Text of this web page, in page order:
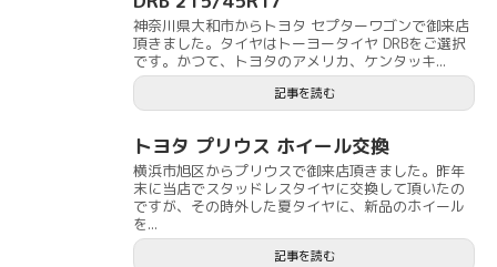
神奈川県大和市からトヨタ セプターワゴンで御来店
頂きました。タイヤはトーヨータイヤ DRBをご選択
です。かつて、トヨタのアメリカ、ケンタッキ...
記事を読む
トヨタ プリウス ホイール交換
横浜市旭区からプリウスで御来店頂きました。昨年
末に当店でスタッドレスタイヤに交換して頂いたの
ですが、その時外した夏タイヤに、新品のホイール
を...
記事を読む